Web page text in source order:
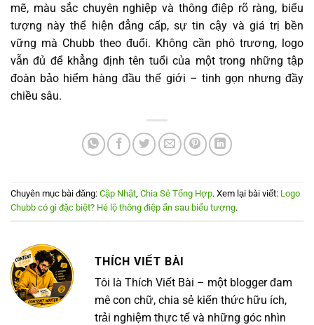
mẽ, màu sắc chuyên nghiệp và thông điệp rõ ràng, biểu
tượng này thể hiện đẳng cấp, sự tin cậy và giá trị bền
vững mà Chubb theo đuổi. Không cần phô trương, logo
vẫn đủ để khẳng định tên tuổi của một trong những tập
đoàn bảo hiểm hàng đầu thế giới – tinh gọn nhưng đầy
chiều sâu.
Chuyên mục bài đăng: Cập Nhật, Chia Sẻ Tổng Hợp. Xem lại bài viết: Logo
Chubb có gì đặc biệt? Hé lộ thông điệp ẩn sau biểu tượng.
THÍCH VIẾT BÀI
Tôi là Thích Viết Bài – một blogger đam
mê con chữ, chia sẻ kiến thức hữu ích,
trải nghiệm thực tế và những góc nhìn